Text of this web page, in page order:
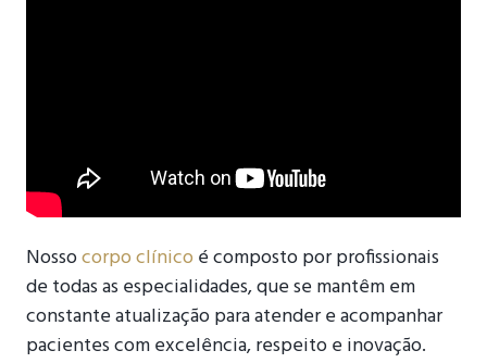
Nossocorpo clínico é composto por profissionais
de todas as especialidades, que se mantêm em
constante atualização para atender e acompanhar
pacientes com excelência, respeito e inovação.